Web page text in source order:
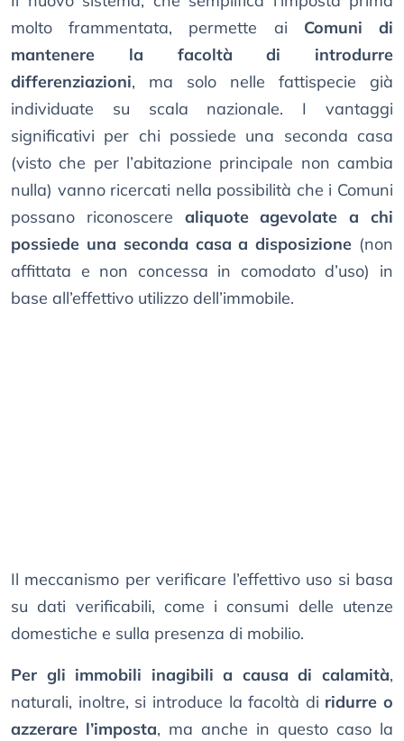
molto frammentata, permette ai Comuni di
mantenere la facoltà di introdurre
differenziazioni, ma solo nelle fattispecie già
individuate su scala nazionale. I vantaggi
significativi per chi possiede una seconda casa
(visto che per l’abitazione principale non cambia
nulla) vanno ricercati nella possibilità che i Comuni
possano riconoscere aliquote agevolate a chi
possiede una seconda casa a disposizione (non
affittata e non concessa in comodato d’uso) in
base all’effettivo utilizzo dell’immobile.
Il meccanismo per verificare l’effettivo uso si basa
su dati verificabili, come i consumi delle utenze
domestiche e sulla presenza di mobilio.
Per gli immobili inagibili a causa di calamità,
naturali, inoltre, si introduce la facoltà di ridurre o
azzerare l’imposta, ma anche in questo caso la